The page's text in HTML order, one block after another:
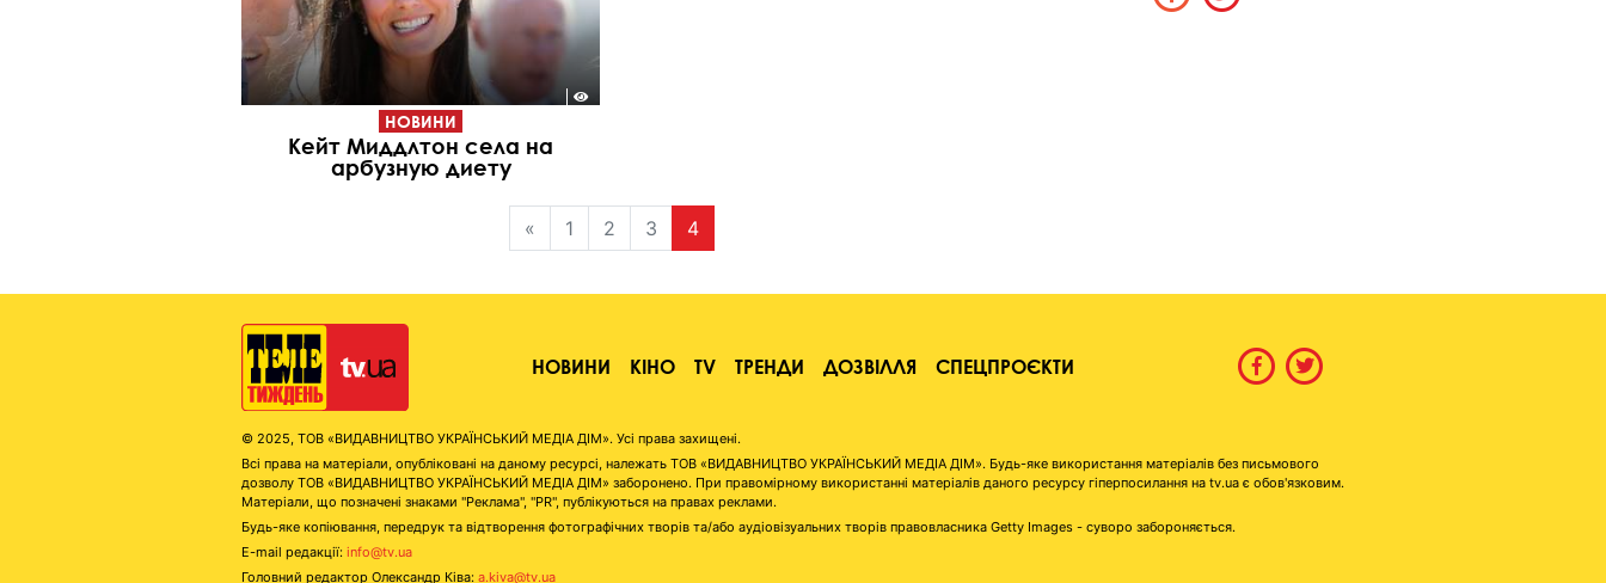
НОВИНИ
Кейт Миддлтон села на
арбузную диету
« 1 2 3 4
НОВИНИ КІНО TV ТРЕНДИ ДОЗВІЛЛЯ СПЕЦПРОЄКТИ
© 2025, ТОВ «ВИДАВНИЦТВО УКРАЇНСЬКИЙ МЕДІА ДІМ». Усі права захищені.
Всі права на матеріали, опубліковані на даному ресурсі, належать ТОВ «ВИДАВНИЦТВО УКРАЇНСЬКИЙ МЕДІА ДІМ». Будь-яке використання матеріалів без письмового
дозволу ТОВ «ВИДАВНИЦТВО УКРАЇНСЬКИЙ МЕДІА ДІМ» заборонено. При правомірному використанні матеріалів даного ресурсу гіперпосилання на tv.ua є обов'язковим.
Матеріали, що позначені знаками "Реклама", "PR", публікуються на правах реклами.
Будь-яке копіювання, передрук та відтворення фотографічних творів та/або аудіовізуальних творів правовласника Getty Images - суворо забороняється.
E-mail редакції: info@tv.ua
Головний редактор Олександр Ківа: a.kiva@tv.ua